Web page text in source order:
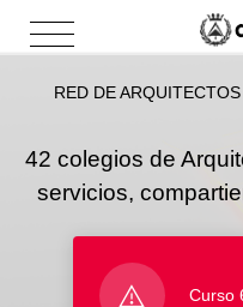
RED DE
42 colegios de
servicios,
Curso